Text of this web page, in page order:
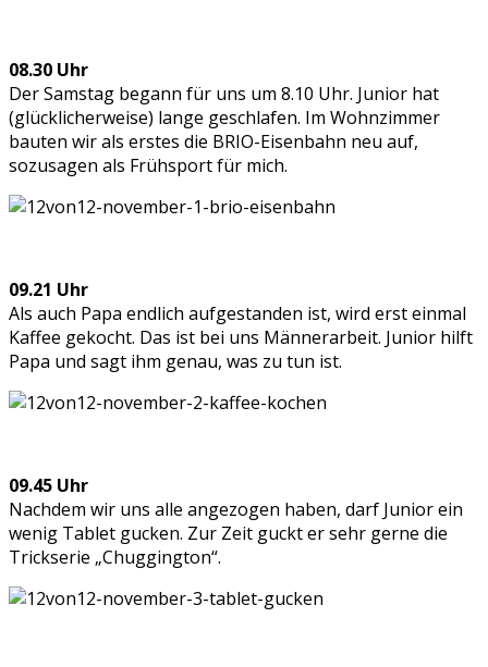
08.30 Uhr
Der Samstag begann für uns um 8.10 Uhr. Junior hat
(glücklicherweise) lange geschlafen. Im Wohnzimmer
bauten wir als erstes die BRIO-Eisenbahn neu auf,
sozusagen als Frühsport für mich.
09.21 Uhr
Als auch Papa endlich aufgestanden ist, wird erst einmal
Kaffee gekocht. Das ist bei uns Männerarbeit. Junior hilft
Papa und sagt ihm genau, was zu tun ist.
09.45 Uhr
Nachdem wir uns alle angezogen haben, darf Junior ein
wenig Tablet gucken. Zur Zeit guckt er sehr gerne die
Trickserie „Chuggington“.